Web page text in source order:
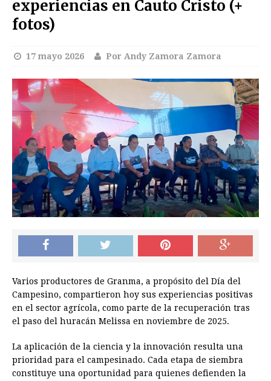
experiencias en Cauto Cristo (+
fotos)
17 mayo 2026 Por Andy Zamora Zamora
Varios productores de Granma, a propósito del Día del
Campesino, compartieron hoy sus experiencias positivas
en el sector agrícola, como parte de la recuperación tras
el paso del huracán Melissa en noviembre de 2025.
La aplicación de la ciencia y la innovación resulta una
prioridad para el campesinado. Cada etapa de siembra
constituye una oportunidad para quienes defienden la